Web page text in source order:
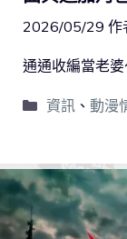
2026/05/29 作
通通收編當老
資訊、 動漫